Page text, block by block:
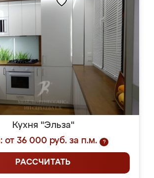
Кухня "Эльза"
от 36 000 руб. за п.м.
?
РАССЧИТАТЬ